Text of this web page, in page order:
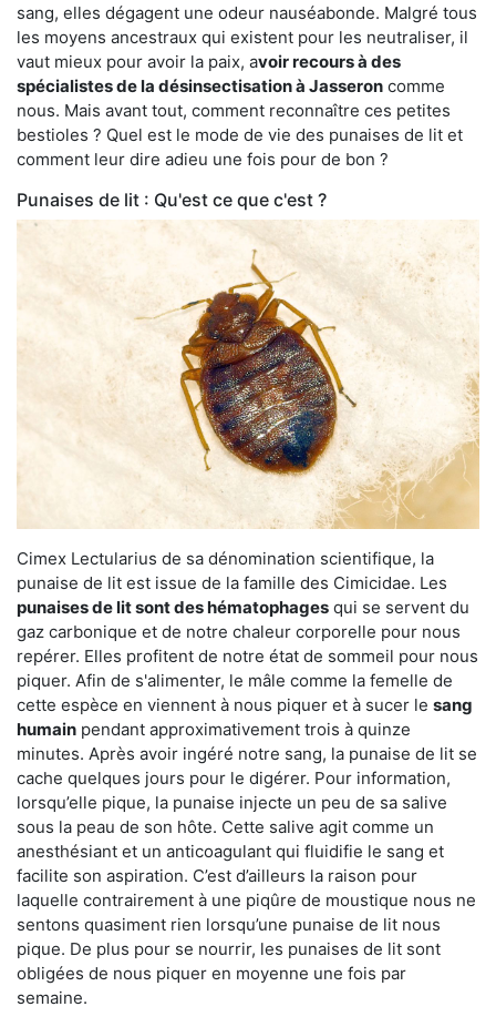
sang, elles dégagent une odeur nauséabonde. Malgré tous
les moyens ancestraux qui existent pour les neutraliser, il
vaut mieux pour avoir la paix, avoir recours à des
spécialistes de la désinsectisation à Jasseron comme
nous. Mais avant tout, comment reconnaître ces petites
bestioles ? Quel est le mode de vie des punaises de lit et
comment leur dire adieu une fois pour de bon ?
Punaises de lit : Qu'est ce que c'est ?
Cimex Lectularius de sa dénomination scientifique, la
punaise de lit est issue de la famille des Cimicidae. Les
punaises de lit sont des hématophages qui se servent du
gaz carbonique et de notre chaleur corporelle pour nous
repérer. Elles profitent de notre état de sommeil pour nous
piquer. Afin de s'alimenter, le mâle comme la femelle de
cette espèce en viennent à nous piquer et à sucer le sang
humain pendant approximativement trois à quinze
minutes. Après avoir ingéré notre sang, la punaise de lit se
cache quelques jours pour le digérer. Pour information,
lorsqu’elle pique, la punaise injecte un peu de sa salive
sous la peau de son hôte. Cette salive agit comme un
anesthésiant et un anticoagulant qui fluidifie le sang et
facilite son aspiration. C’est d’ailleurs la raison pour
laquelle contrairement à une piqûre de moustique nous ne
sentons quasiment rien lorsqu’une punaise de lit nous
pique. De plus pour se nourrir, les punaises de lit sont
obligées de nous piquer en moyenne une fois par
semaine.